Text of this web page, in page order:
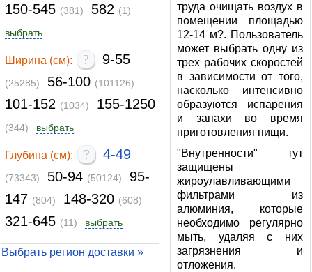
150-545 (381) 582 (1)
выбрать
Ширина (см): ? 9-55
(25285) 56-100 (101126)
101-152 (1034) 155-1250
(344) выбрать
Глубина (см): ? 4-49
(73343) 50-94 (50124)
95-
147 (804) 148-320 (608)
321-645 (11) выбрать
Выбрать регион доставки »
труда очищать воздух в
помещении площадью
12-14 м?. Пользователь
может выбрать одну из
трех рабочих скоростей
в зависимости от того,
насколько интенсивно
образуются испарения
и запахи во время
приготовления пищи.
"Внутренности" тут
защищены
жироулавливающими
фильтрами из
алюминия, которые
необходимо регулярно
мыть, удаляя с них
загрязнения и
отложения.